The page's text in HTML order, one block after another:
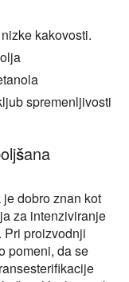
kakovosti.
spremenljivosti
je dobro znan kot
za intenziviranje
Pri proizvodnji
pomeni, da se